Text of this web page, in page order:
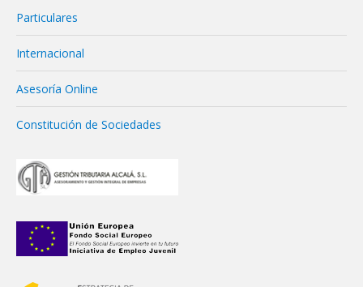
Particulares
Internacional
Asesoría Online
Constitución de Sociedades